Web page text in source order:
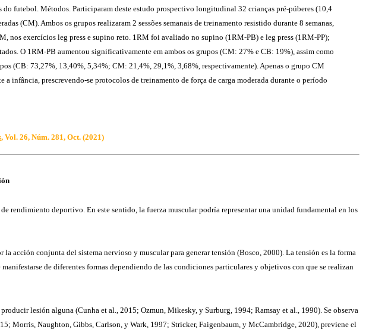
futebol. Métodos. Participaram deste estudo prospectivo longitudinal 32 crianças pré-púberes (10,4
(CM). Ambos os grupos realizaram 2 sessões semanais de treinamento resistido durante 8 semanas,
nos exercícios leg press e supino reto. 1RM foi avaliado no supino (1RM-PB) e leg press (1RM-PP);
O 1RM-PB aumentou significativamente em ambos os grupos (CM: 27% e CB: 19%), assim como
(CB: 73,27%, 13,40%, 5,34%; CM: 21,4%, 29,1%, 3,68%, respectivamente). Apenas o grupo CM
infância, prescrevendo-se protocolos de treinamento de força de carga moderada durante o período
, Vol. 26, Núm. 281, Oct. (2021)
rendimiento deportivo. En este sentido, la fuerza muscular podría representar una unidad fundamental en los
acción conjunta del sistema nervioso y muscular para generar tensión (Bosco, 2000). La tensión es la forma
de diferentes formas dependiendo de las condiciones particulares y objetivos con que se realizan
lesión alguna (Cunha et al., 2015; Ozmun, Mikesky, y Surburg, 1994; Ramsay et al., 1990). Se observa
Morris, Naughton, Gibbs, Carlson, y Wark, 1997; Stricker, Faigenbaum, y McCambridge, 2020), previene el